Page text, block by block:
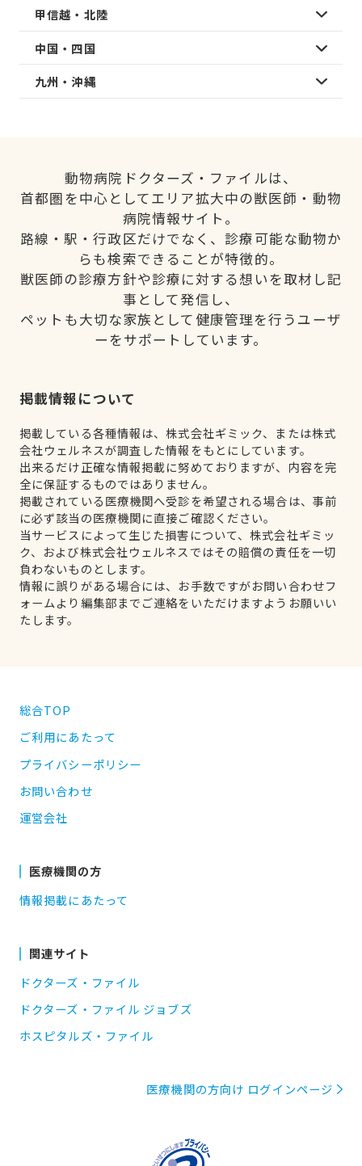
甲信越・北陸
中国・四国
九州・沖縄
動物病院ドクターズ・ファイルは、
首都圏を中心としてエリア拡大中の獣医師・動物
病院情報サイト。
路線・駅・行政区だけでなく、診療可能な動物か
らも検索できることが特徴的。
獣医師の診療方針や診療に対する想いを取材し記
事として発信し、
ペットも大切な家族として健康管理を行うユーザ
ーをサポートしています。
掲載情報について
掲載している各種情報は、株式会社ギミック、または株式
会社ウェルネスが調査した情報をもとにしています。
出来るだけ正確な情報掲載に努めておりますが、内容を完
全に保証するものではありません。
掲載されている医療機関へ受診を希望される場合は、事前
に必ず該当の医療機関に直接ご確認ください。
当サービスによって生じた損害について、株式会社ギミッ
ク、および株式会社ウェルネスではその賠償の責任を一切
負わないものとします。
情報に誤りがある場合には、お手数ですがお問い合わせフ
ォームより編集部までご連絡をいただけますようお願いい
たします。
総合TOP
ご利用にあたって
プライバシーポリシー
お問い合わせ
運営会社
医療機関の方
情報掲載にあたって
関連サイト
ドクターズ・ファイル
ドクターズ・ファイル ジョブズ
ホスピタルズ・ファイル
医療機関の方向け ログインページ